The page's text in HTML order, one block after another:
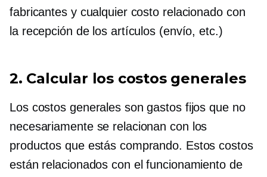
fabricantes y cualquier costo relacionado con
la recepción de los artículos (envío, etc.)
2. Calcular los costos generales
Los costos generales son gastos fijos que no
necesariamente se relacionan con los
productos que estás comprando. Estos costos
están relacionados con el funcionamiento de